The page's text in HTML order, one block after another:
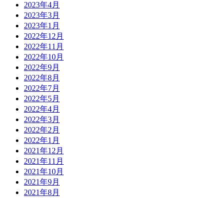
2023年4月
2023年3月
2023年1月
2022年12月
2022年11月
2022年10月
2022年9月
2022年8月
2022年7月
2022年5月
2022年4月
2022年3月
2022年2月
2022年1月
2021年12月
2021年11月
2021年10月
2021年9月
2021年8月